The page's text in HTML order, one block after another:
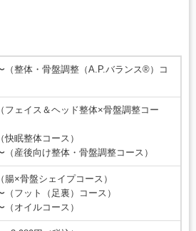
（整体・骨盤調整（A.P.バランス®）コ
フェイス＆ヘッド整体×骨盤調整コー
快眠整体コース）
（産後向け整体・骨盤調整コース）
腸×骨盤シェイプコース）
（フット（足裏）コース）
（オイルコース）